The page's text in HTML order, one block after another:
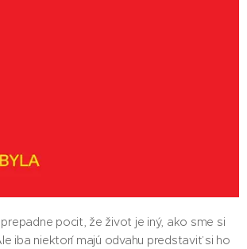
pocit, že život je iný, ako sme si
iba niektorí majú odvahu predstaviť si ho